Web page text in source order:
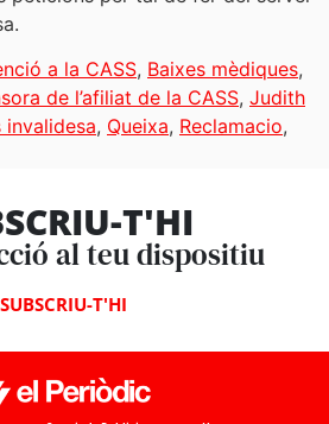
a la CASS, Baixes mèdiques,
de l’afiliat de la CASS, Judith
invalidesa, Queixa, Reclamacio,
T'HI
al teu dispositiu
SUBSCRIU-T'HI